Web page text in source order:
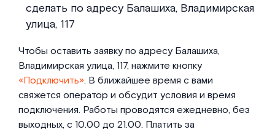
сделать по адресу Балашиха, Владимирская
улица, 117
Чтобы оставить заявку по адресу Балашиха,
Владимирская улица, 117, нажмите кнопку
«Подключить». В ближайшее время с вами
свяжется оператор и обсудит условия и время
подключения. Работы проводятся ежедневно, без
выходных, с 10.00 до 21.00. Платить за